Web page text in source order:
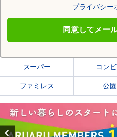
プライバシー
同意してメー
千葉市緑区の施設一覧
スーパー コン
ファミレス 公園
Previous